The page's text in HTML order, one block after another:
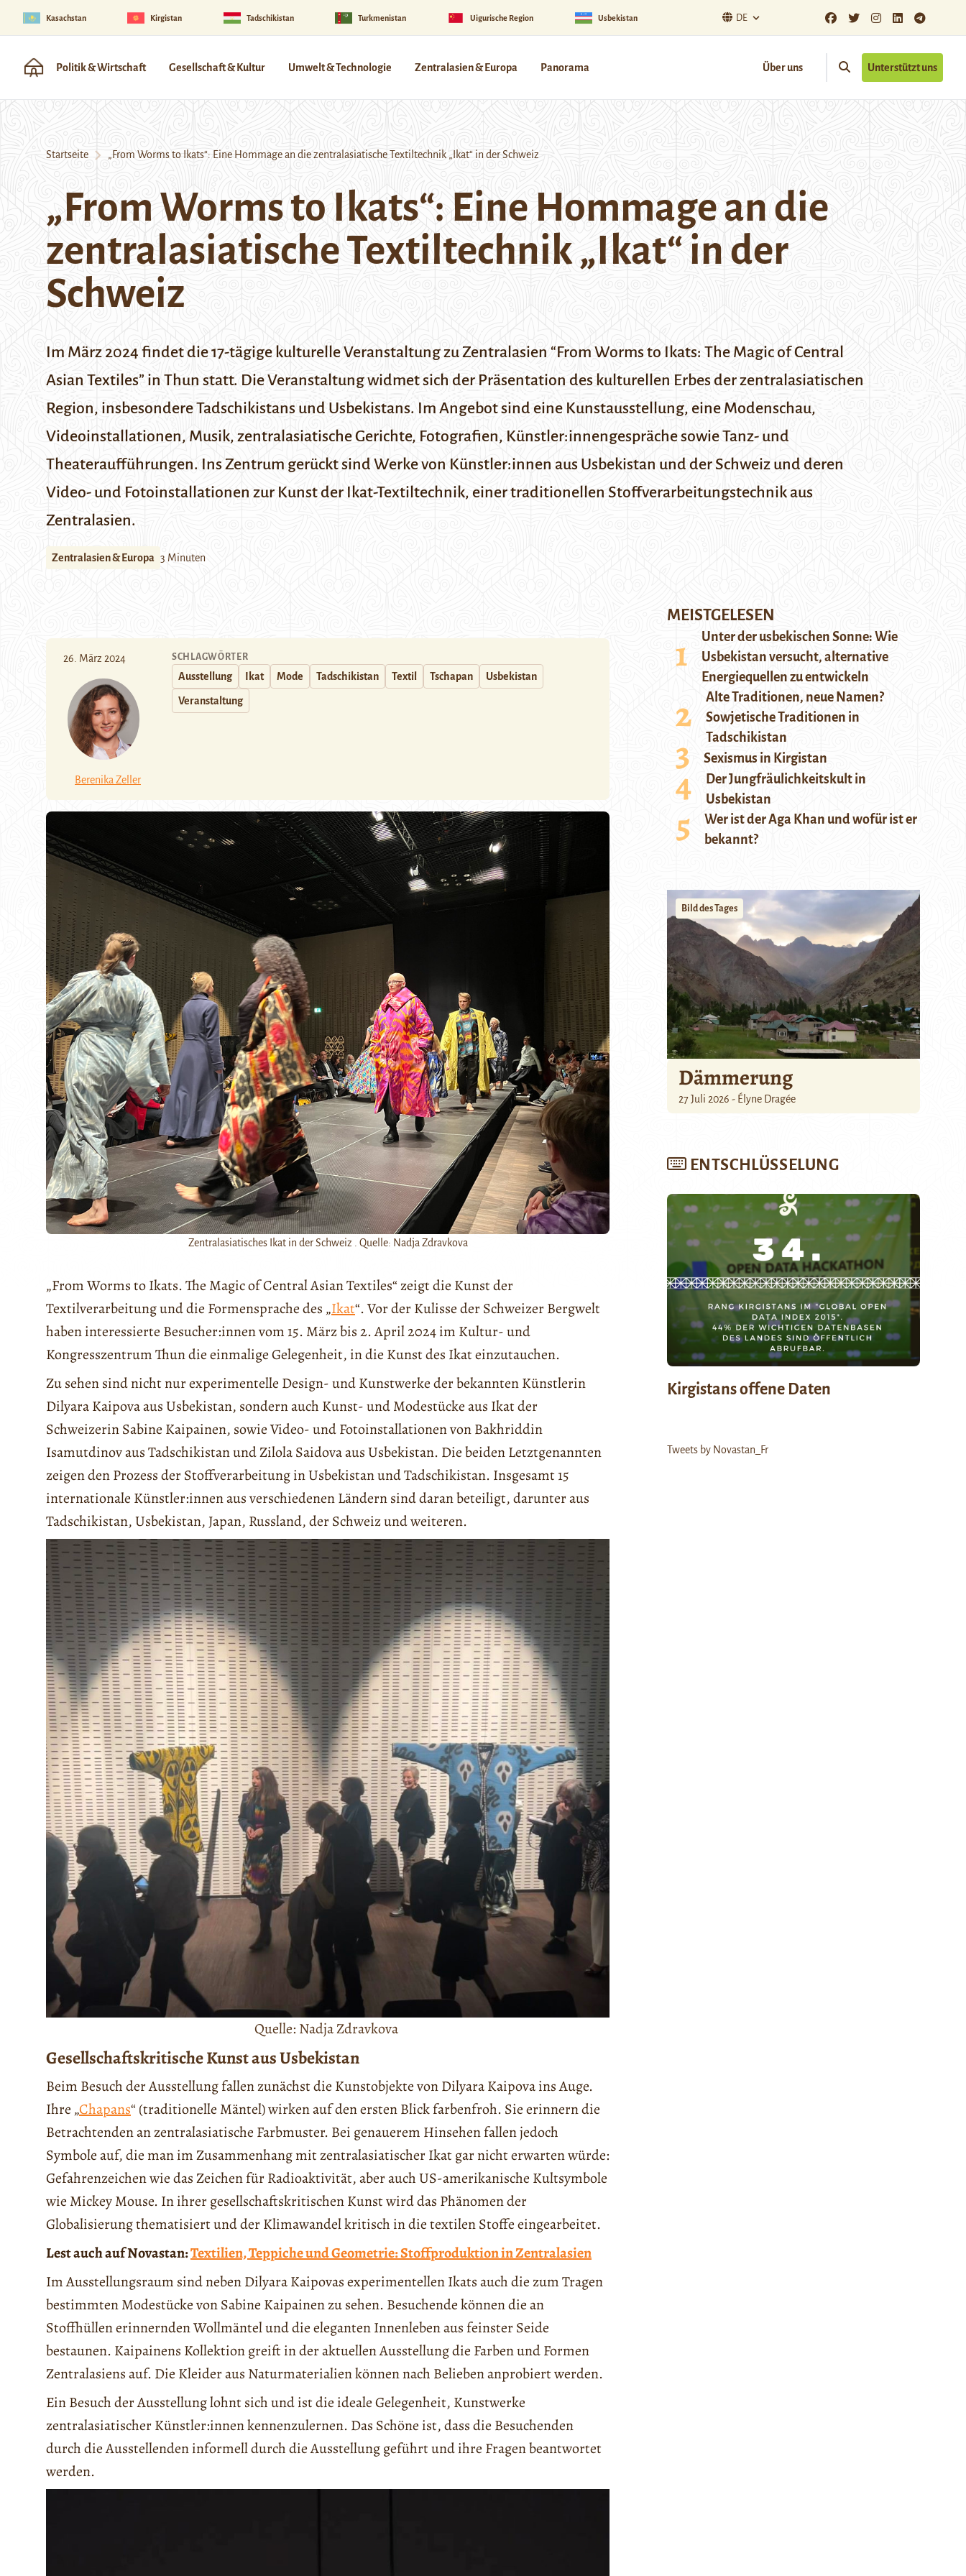
Kasachstan Kirgistan Tadschikistan Turkmenistan Uigurische Region Usbekistan DE
Politik & Wirtschaft Gesellschaft & Kultur Umwelt & Technologie Zentralasien & Europa Panorama Über uns Unterstützt uns
Startseite „From Worms to Ikats“: Eine Hommage an die zentralasiatische Textiltechnik „Ikat“ in der Schweiz
„From Worms to Ikats“: Eine Hommage an die
zentralasiatische Textiltechnik „Ikat“ in der
Schweiz
Im März 2024 findet die 17-tägige kulturelle Veranstaltung zu Zentralasien “From Worms to Ikats: The Magic of Central
Asian Textiles” in Thun statt. Die Veranstaltung widmet sich der Präsentation des kulturellen Erbes der zentralasiatischen
Region, insbesondere Tadschikistans und Usbekistans. Im Angebot sind eine Kunstausstellung, eine Modenschau,
Videoinstallationen, Musik, zentralasiatische Gerichte, Fotografien, Künstler:innengespräche sowie Tanz- und
Theateraufführungen. Ins Zentrum gerückt sind Werke von Künstler:innen aus Usbekistan und der Schweiz und deren
Video- und Fotoinstallationen zur Kunst der Ikat-Textiltechnik, einer traditionellen Stoffverarbeitungstechnik aus
Zentralasien.
Zentralasien & Europa 3 Minuten
26. März 2024
Berenika Zeller
SCHLAGWÖRTER
Ausstellung Ikat Mode Tadschikistan Textil Tschapan Usbekistan
Veranstaltung
Zentralasiatisches Ikat in der Schweiz . Quelle: Nadja Zdravkova
„From Worms to Ikats. The Magic of Central Asian Textiles“ zeigt die Kunst der
Textilverarbeitung und die Formensprache des „Ikat“. Vor der Kulisse der Schweizer Bergwelt
haben interessierte Besucher:innen vom 15. März bis 2. April 2024 im Kultur- und
Kongresszentrum Thun die einmalige Gelegenheit, in die Kunst des Ikat einzutauchen.
Zu sehen sind nicht nur experimentelle Design- und Kunstwerke der bekannten Künstlerin
Dilyara Kaipova aus Usbekistan, sondern auch Kunst- und Modestücke aus Ikat der
Schweizerin Sabine Kaipainen, sowie Video- und Fotoinstallationen von Bakhriddin
Isamutdinov aus Tadschikistan und Zilola Saidova aus Usbekistan. Die beiden Letztgenannten
zeigen den Prozess der Stoffverarbeitung in Usbekistan und Tadschikistan. Insgesamt 15
internationale Künstler:innen aus verschiedenen Ländern sind daran beteiligt, darunter aus
Tadschikistan, Usbekistan, Japan, Russland, der Schweiz und weiteren.
Quelle: Nadja Zdravkova
Gesellschaftskritische Kunst aus Usbekistan
Beim Besuch der Ausstellung fallen zunächst die Kunstobjekte von Dilyara Kaipova ins Auge.
Ihre „Chapans“ (traditionelle Mäntel) wirken auf den ersten Blick farbenfroh. Sie erinnern die
Betrachtenden an zentralasiatische Farbmuster. Bei genauerem Hinsehen fallen jedoch
Symbole auf, die man im Zusammenhang mit zentralasiatischer Ikat gar nicht erwarten würde:
Gefahrenzeichen wie das Zeichen für Radioaktivität, aber auch US-amerikanische Kultsymbole
wie Mickey Mouse. In ihrer gesellschaftskritischen Kunst wird das Phänomen der
Globalisierung thematisiert und der Klimawandel kritisch in die textilen Stoffe eingearbeitet.
Lest auch auf Novastan:Textilien, Teppiche und Geometrie: Stoffproduktion in Zentralasien
Im Ausstellungsraum sind neben Dilyara Kaipovas experimentellen Ikats auch die zum Tragen
bestimmten Modestücke von Sabine Kaipainen zu sehen. Besuchende können die an
Stoffhüllen erinnernden Wollmäntel und die eleganten Innenleben aus feinster Seide
bestaunen. Kaipainens Kollektion greift in der aktuellen Ausstellung die Farben und Formen
Zentralasiens auf. Die Kleider aus Naturmaterialien können nach Belieben anprobiert werden.
Ein Besuch der Ausstellung lohnt sich und ist die ideale Gelegenheit, Kunstwerke
zentralasiatischer Künstler:innen kennenzulernen. Das Schöne ist, dass die Besuchenden
durch die Ausstellenden informell durch die Ausstellung geführt und ihre Fragen beantwortet
werden.
MEISTGELESEN
Unter der usbekischen Sonne: Wie
Usbekistan versucht, alternative
Energiequellen zu entwickeln
Alte Traditionen, neue Namen?
Sowjetische Traditionen in
Tadschikistan
Sexismus in Kirgistan
Der Jungfräulichkeitskult in
Usbekistan
Wer ist der Aga Khan und wofür ist er
bekannt?
Bild des Tages
Dämmerung
27 Juli 2026 - Élyne Dragée
ENTSCHLÜSSELUNG
Kirgistans offene Daten
Tweets by Novastan_Fr